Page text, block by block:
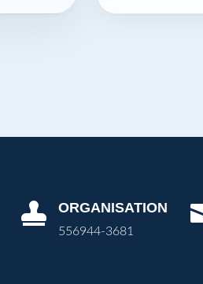
 ORGANISATION
556944-3681